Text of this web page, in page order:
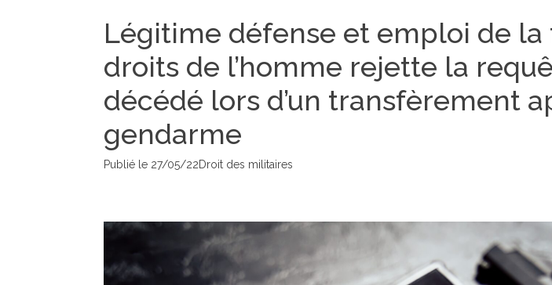
Légitime défense et emploi de
droits de l’homme rejette la
décédé lors d’un transfèrement
gendarme
Publié le 27/05/22Droit des militaires